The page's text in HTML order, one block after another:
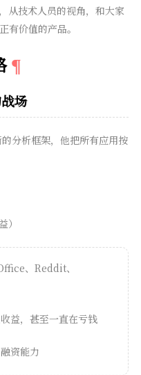
从技术人员的视角，和大家
有价值的产品。
场
分析框架，他把所有应用按
）
、Reddit、
益，甚至一直在亏钱
资能力